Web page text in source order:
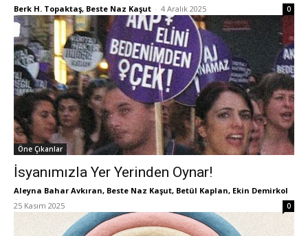
Berk H. Topaktaş, Beste Naz Kaşut - 4 Aralık 2025 0
Öne Çıkanlar
İsyanımızla Yer Yerinden Oynar!
Aleyna Bahar Avkıran, Beste Naz Kaşut, Betül Kaplan, Ekin Demirkol
-
25 Kasım 2025 0